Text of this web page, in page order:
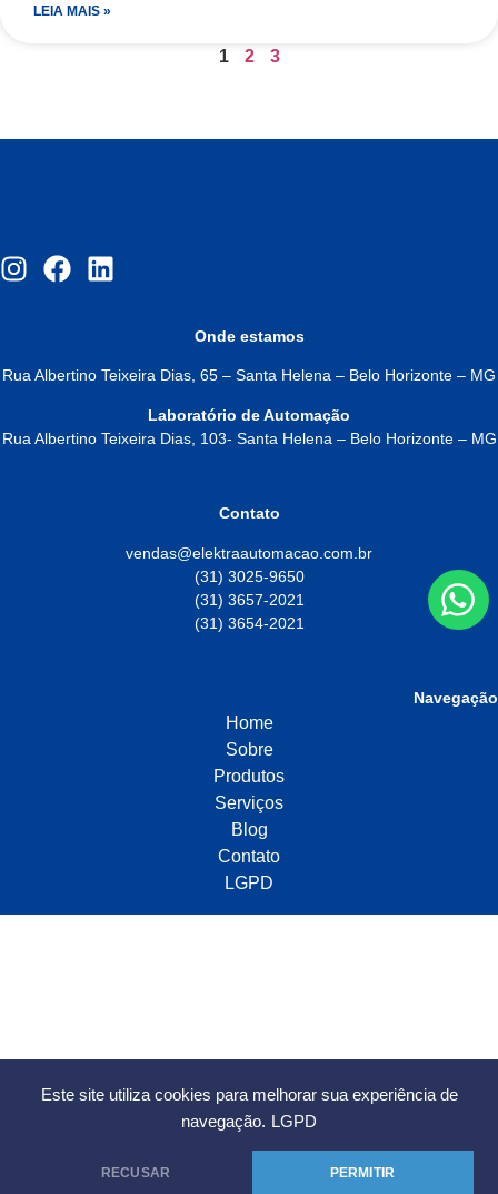
Este site utiliza cookies para melhorar sua experiência de
navegação. LGPD
RECUSAR PERMITIR
LEIA MAIS »
1 2 3
Onde estamos
Rua Albertino Teixeira Dias, 65 – Santa Helena – Belo Horizonte – MG
Laboratório de Automação
Rua Albertino Teixeira Dias, 103- Santa Helena – Belo Horizonte – MG
Contato
vendas@elektraautomacao.com.br
(31) 3025-9650
(31) 3657-2021
(31) 3654-2021
Navegação
Home
Sobre
Produtos
Serviços
Blog
Contato
LGPD